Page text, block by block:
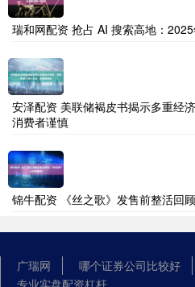
瑞和网配资 抢占 AI 搜索高地：
安泽配资 美联储褐皮书揭示多重经
消费者谨慎
锦牛配资 《丝之歌》发售前整活回
广瑞网 哪个证券公司比较好